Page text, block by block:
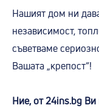
Нашият дом ни
независимост,
съветваме
Вашата „крепост“!
Ние, от 24ins.bg